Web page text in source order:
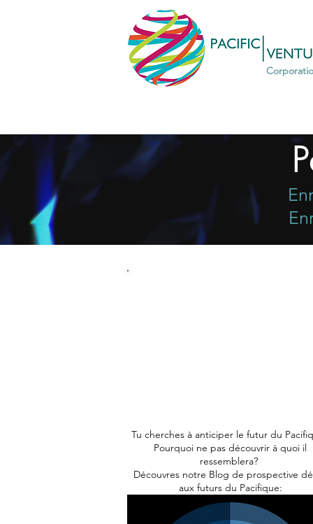
Tu cherches à anticiper le futur du
Pourquoi ne pas découvrir à quoi il
ressemblera?
Découvres notre Blog de prospective
aux futurs du Pacifique: